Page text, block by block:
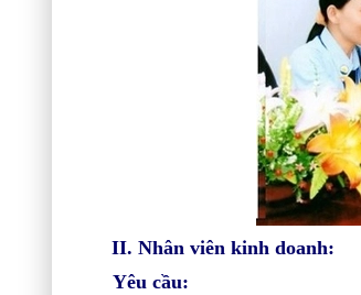
II. Nhân viên kinh doanh:
Yêu cầu: